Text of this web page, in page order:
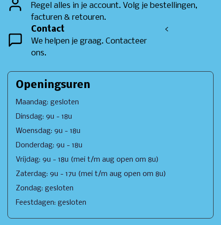
Regel alles in je account. Volg je bestellingen,
facturen & retouren.
Contact
We helpen je graag. Contacteer
ons.
<
Openingsuren
Maandag: gesloten
Dinsdag: 9u - 18u
Woensdag: 9u - 18u
Donderdag: 9u - 18u
Vrijdag: 9u - 18u (mei t/m aug open om 8u)
Zaterdag: 9u - 17u (mei t/m aug open om 8u)
Zondag: gesloten
Feestdagen: gesloten